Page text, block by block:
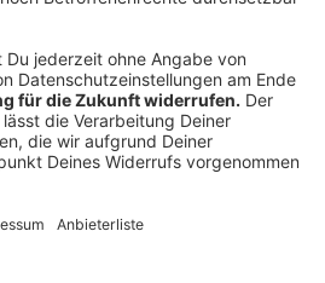
gewarnt.
Lösungen an, um
unterbinden. Gespeichert
Ministerium auf Servern in
innerhalb der geschützten
Generell wird
mit Datum und Uhrzeit